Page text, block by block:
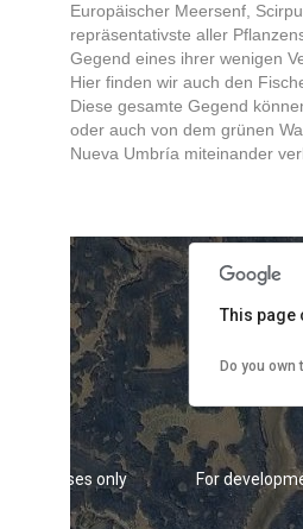
Europäischer Meersenf,
repräsentativste aller
Gegend eines ihrer wenigen
Hier finden wir auch den
Diese gesamte Gegend
oder auch von dem grünen
Nueva Umbría miteinander
For
purposes only
This page
Do you own